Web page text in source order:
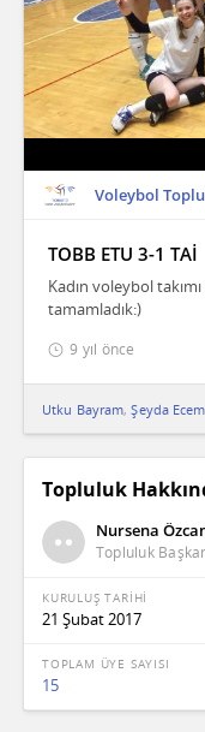
Voleybol
TOBB ETU 3-1 TAİ
Kadın voleybol
tamamladık:)
9 yıl önce
Utku Bayram,Şeyda
Topluluk
Nursena
Topluluk
KURULUŞ TARİHİ
21 Şubat 2017
TOPLAM ÜYE SAYISI
15